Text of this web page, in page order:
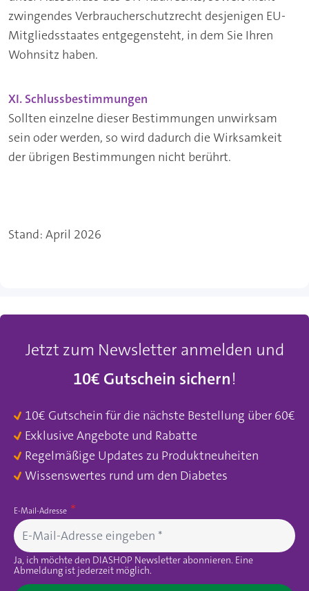
zwingendes Verbraucherschutzrecht desjenigen EU-
Mitgliedsstaates entgegensteht, in dem Sie Ihren
Wohnsitz haben.
XI. Schlussbestimmungen
Sollten einzelne dieser Bestimmungen unwirksam
sein oder werden, so wird dadurch die Wirksamkeit
der übrigen Bestimmungen nicht berührt.
Stand: April 2026
Jetzt zum Newsletter anmelden und
10€ Gutschein sichern!
10€ Gutschein für die nächste Bestellung über 60€
Exklusive Angebote und Rabatte
Regelmäßige Updates zu Produktneuheiten
Wissenswertes rund um den Diabetes
E-Mail-Adresse
Ja, ich möchte den DIASHOP Newsletter abonnieren. Eine
Abmeldung ist jederzeit möglich.